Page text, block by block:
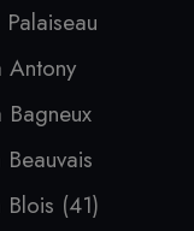
Antony
Bagneux
(41)